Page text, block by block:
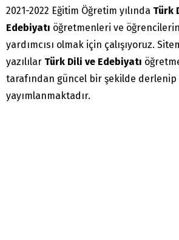
2021-2022 Eğitim Öğretim yılında Türk
Edebiyatı öğretmenleri ve
yardımcısı olmak için çalışıyoruz.
yazılılar Türk Dili ve Edebiyatı
tarafından güncel bir şekilde derlenip
yayımlanmaktadır.